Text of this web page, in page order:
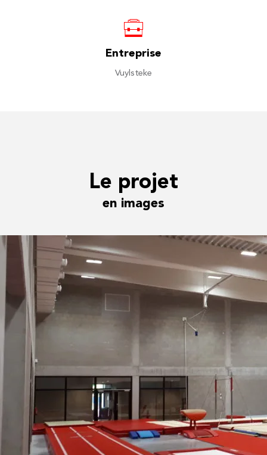
Entreprise
Vuylsteke
Le projet
en images